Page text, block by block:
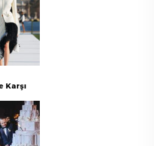
Karşı